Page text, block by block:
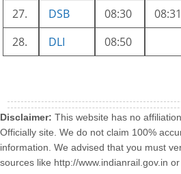
27.
DSB 08:30 08:31
28.
DLI 08:50
Disclaimer: This website has no
Officially site. We do not claim 100%
information. We advised that you must
sources like http://www.indianrail.gov.in